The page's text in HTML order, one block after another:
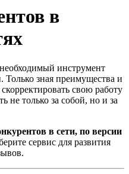
в
инструмент
Только зная преимущества и
свою работу
не только за собой, но и за
в сети, по версии
сервис для развития